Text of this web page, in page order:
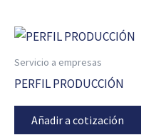
Servicio a empresas
PERFIL PRODUCCIÓN
Añadir a cotización